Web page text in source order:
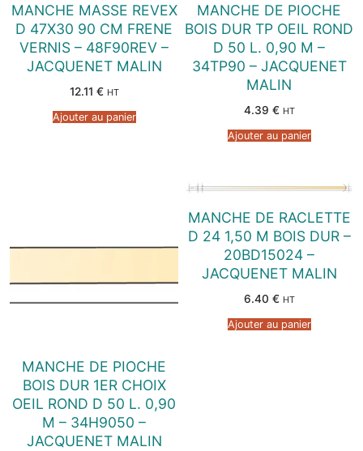
MANCHE MASSE REVEX
D 47X30 90 CM FRENE
VERNIS – 48F90REV –
JACQUENET MALIN
12.11 € HT
Ajouter au panier
MANCHE DE PIOCHE
BOIS DUR TP OEIL ROND
D 50 L. 0,90 M –
34TP90 – JACQUENET
MALIN
4.39 € HT
Ajouter au panier
MANCHE DE PIOCHE
BOIS DUR 1ER CHOIX
OEIL ROND D 50 L. 0,90
M – 34H9050 –
JACQUENET MALIN
MANCHE DE RACLETTE
D 24 1,50 M BOIS DUR –
20BD15024 –
JACQUENET MALIN
6.40 € HT
Ajouter au panier